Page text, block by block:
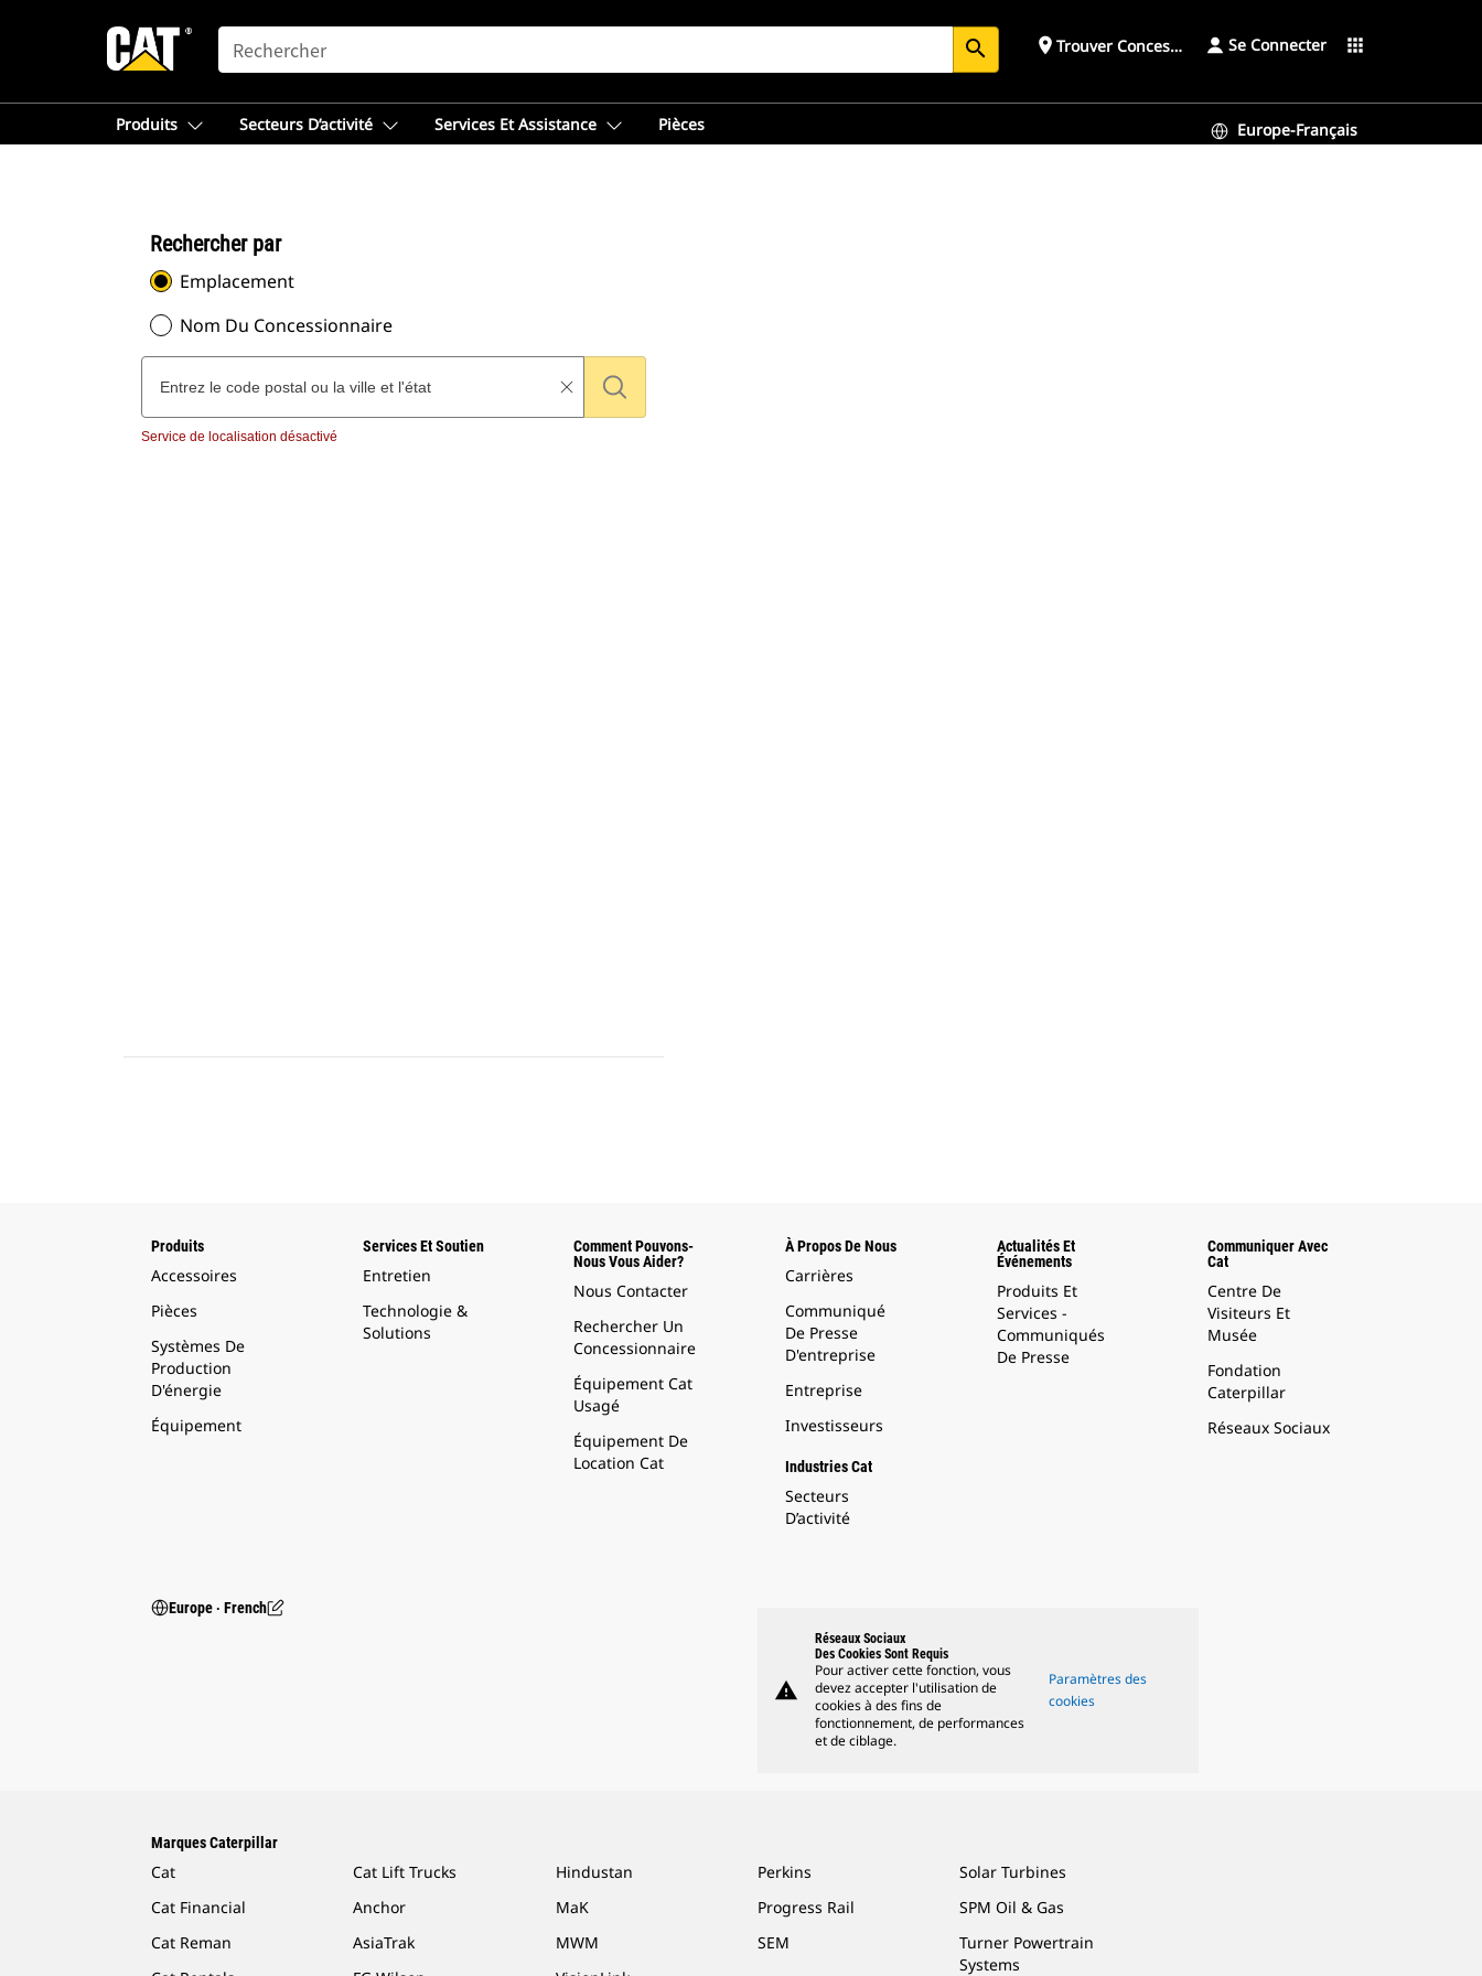
SEARCH search place Trouver ConcessionnaireSe Connecter apps
Produits Secteurs D’activité Services Et Assistance Pièces Europe-Français
Rechercher par
Emplacement
Nom Du Concessionnaire
Service de localisation désactivé
Produits
Accessoires
Pièces
Systèmes De
Production
D'énergie
Équipement
Services Et Soutien
Entretien
Technologie &
Solutions
Comment Pouvons-
Nous Vous Aider?
Nous Contacter
Rechercher Un
Concessionnaire
Équipement Cat
Usagé
Équipement De
Location Cat
À Propos De Nous
Carrières
Communiqué
De Presse
D'entreprise
Entreprise
Investisseurs
Industries Cat
Secteurs
D’activité
Actualités Et
Événements
Produits Et
Services -
Communiqués
De Presse
Communiquer Avec
Cat
Centre De
Visiteurs Et
Musée
Fondation
Caterpillar
Réseaux Sociaux
Europe ‧ French
warning
Réseaux Sociaux
Des Cookies Sont Requis
Pour activer cette fonction, vous
devez accepter l'utilisation de
cookies à des fins de
fonctionnement, de performances
et de ciblage.
Paramètres des
cookies
Marques Caterpillar
Cat
Cat Financial
Cat Reman
Cat Lift Trucks
Anchor
AsiaTrak
Hindustan
MaK
MWM
Perkins
Progress Rail
SEM
Solar Turbines
SPM Oil & Gas
Turner Powertrain
Systems